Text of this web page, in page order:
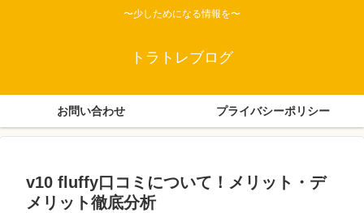
〜少しためになる情報を〜
トラトレブログ
お問い合わせ プライバシーポリシー
v10 fluffy口コミについて！メリット・デ
メリット徹底分析